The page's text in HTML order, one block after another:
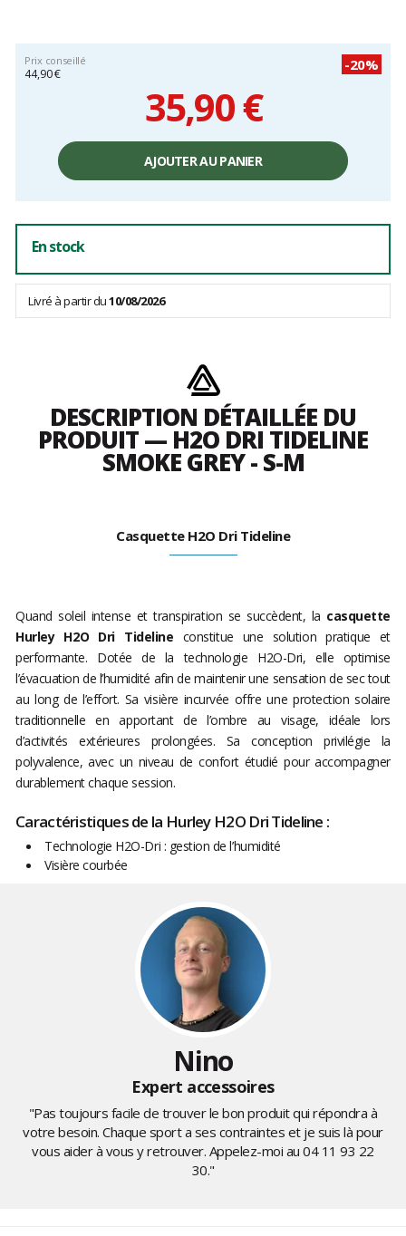
Prix conseillé
44,90 €
-20%
35,90 €
unitaire,
AJOUTER AU PANIER
En stock
Livré à partir du10/08/2026
DESCRIPTION DÉTAILLÉE DU
PRODUIT — H2O DRI TIDELINE
SMOKE GREY - S-M
Casquette H2O Dri Tideline
Quand soleil intense et transpiration se succèdent, la casquette
Hurley H2O Dri Tideline constitue une solution pratique et
performante. Dotée de la technologie H2O-Dri, elle optimise
l’évacuation de l’humidité afin de maintenir une sensation de sec tout
au long de l’effort. Sa visière incurvée offre une protection solaire
traditionnelle en apportant de l’ombre au visage, idéale lors
d’activités extérieures prolongées. Sa conception privilégie la
polyvalence, avec un niveau de confort étudié pour accompagner
durablement chaque session.
Caractéristiques de la Hurley H2O Dri Tideline :
Technologie H2O-Dri : gestion de l’humidité
Visière courbée
Nino
Expert accessoires
"Pas toujours facile de trouver le bon produit qui répondra à
votre besoin. Chaque sport a ses contraintes et je suis là pour
vous aider à vous y retrouver. Appelez-moi au04 11 93 22
30."